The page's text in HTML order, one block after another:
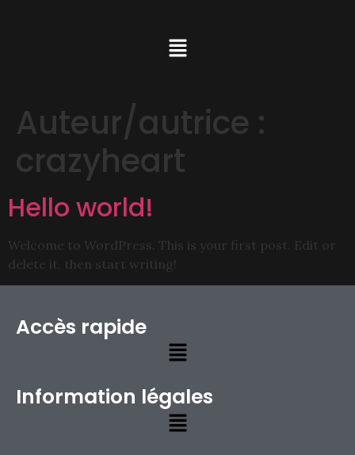
Auteur/autrice :
crazyheart
Hello world!
Welcome to WordPress. This is your first post. Edit or
delete it, then start writing!
Accès rapide
Information légales